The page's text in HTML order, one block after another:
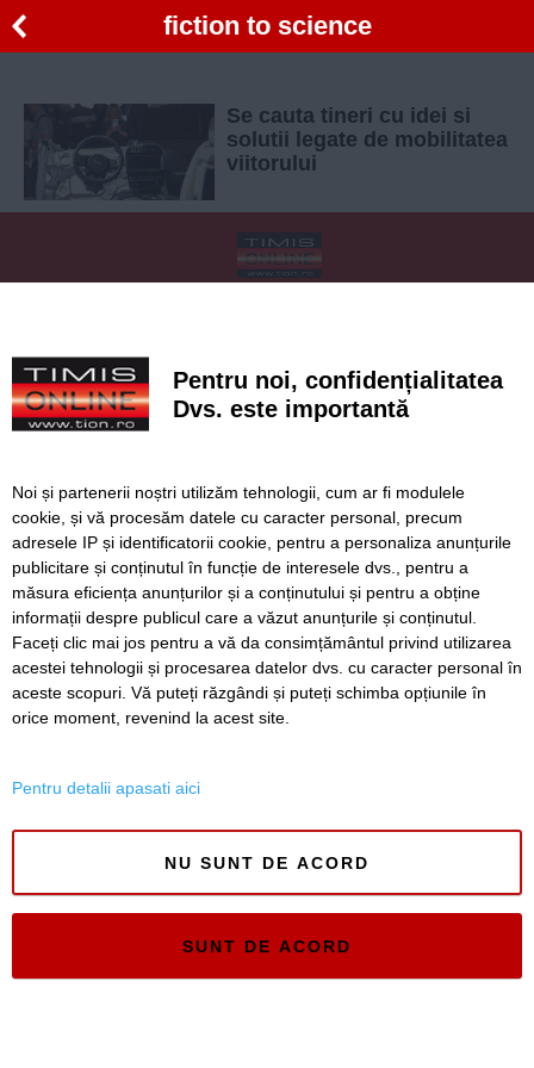
fiction to science
Se cauta tineri cu idei si
solutii legate de mobilitatea
viitorului
Politica de confidentialitate
Regulament postare și moderare comentarii
Timiș Online
ISSN 3008-2323
ISSN-L 3008-2323
Pentru noi, confidențialitatea
Dvs. este importantă
Noi și partenerii noștri utilizăm tehnologii, cum ar fi modulele
cookie, și vă procesăm datele cu caracter personal, precum
adresele IP și identificatorii cookie, pentru a personaliza anunțurile
publicitare și conținutul în funcție de interesele dvs., pentru a
măsura eficiența anunțurilor și a conținutului și pentru a obține
informații despre publicul care a văzut anunțurile și conținutul.
Faceți clic mai jos pentru a vă da consimțământul privind utilizarea
acestei tehnologii și procesarea datelor dvs. cu caracter personal în
aceste scopuri. Vă puteți răzgândi și puteți schimba opțiunile în
orice moment, revenind la acest site.
Pentru detalii apasati aici
NU SUNT DE ACORD
SUNT DE ACORD